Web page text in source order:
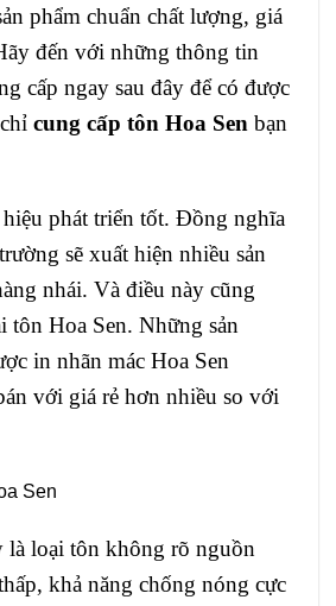
phẩm chuẩn chất lượng, giá
đến với những thông tin
cấp ngay sau đây để có được
cung cấp tôn Hoa Sen bạn
phát triển tốt. Đồng nghĩa
sẽ xuất hiện nhiều sản
nhái. Và điều này cũng
tôn Hoa Sen. Những sản
in nhãn mác Hoa Sen
với giá rẻ hơn nhiều so với
là loại tôn không rõ nguồn
khả năng chống nóng cực